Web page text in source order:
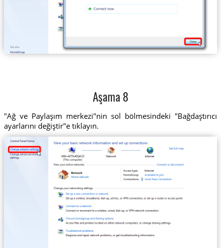
Aşama 8
"Ağ ve Paylaşım merkezi"nin sol bölmesindeki "Bağdaştırıcı
ayarlarını değiştir"e tıklayın.